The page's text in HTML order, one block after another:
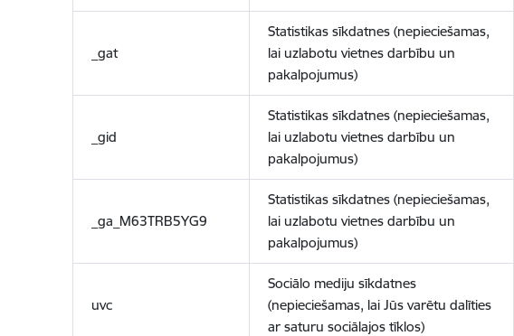
_gat
Statistikas sīkdatnes (nepieciešamas,
lai uzlabotu vietnes darbību un
pakalpojumus)
_gid
Statistikas sīkdatnes (nepieciešamas,
lai uzlabotu vietnes darbību un
pakalpojumus)
_ga_M63TRB5YG9
Statistikas sīkdatnes (nepieciešamas,
lai uzlabotu vietnes darbību un
pakalpojumus)
uvc
Sociālo mediju sīkdatnes
(nepieciešamas, lai Jūs varētu dalīties
ar saturu sociālajos tīklos)